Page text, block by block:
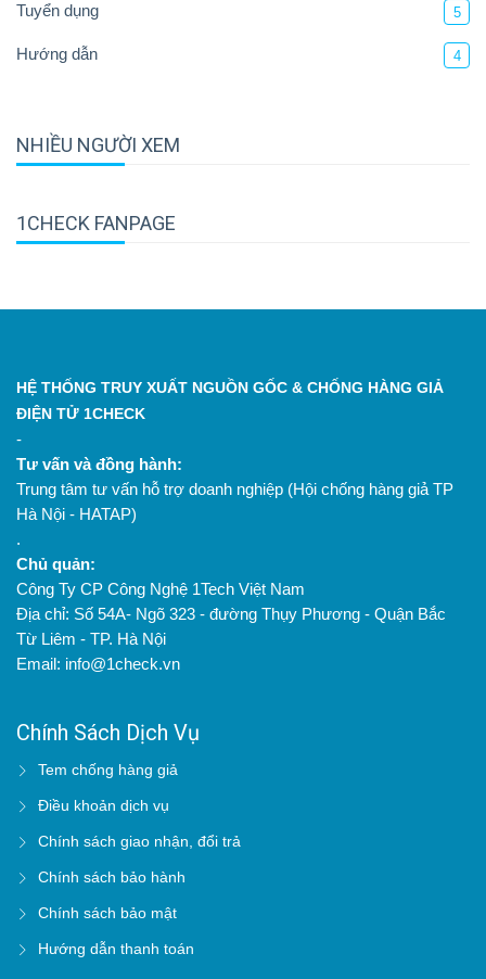
Tuyển dụng 5
Hướng dẫn 4
NHIỀU NGƯỜI XEM
1CHECK FANPAGE
HỆ THỐNG TRUY XUẤT NGUỒN GỐC & CHỐNG HÀNG GIẢ
ĐIỆN TỬ 1CHECK
-
Tư vấn và đồng hành:
Trung tâm tư vấn hỗ trợ doanh nghiệp (Hội chống hàng giả TP
Hà Nội - HATAP)
.
Chủ quản:
Công Ty CP Công Nghệ 1Tech Việt Nam
Địa chỉ: Số 54A- Ngõ 323 - đường Thụy Phương - Quận Bắc
Từ Liêm - TP. Hà Nội
Email: info@1check.vn
Chính Sách Dịch Vụ
Tem chống hàng giả
Điều khoản dịch vụ
Chính sách giao nhận, đổi trả
Chính sách bảo hành
Chính sách bảo mật
Hướng dẫn thanh toán